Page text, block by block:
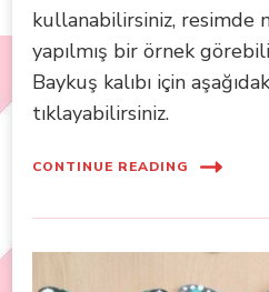
kullanabilirsiniz, resimde
yapılmış bir örnek
Baykuş kalıbı için
tıklayabilirsiniz.
CONTINUE READING